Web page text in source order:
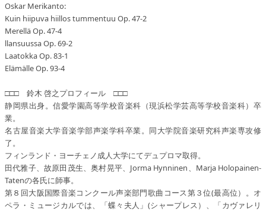
Oskar Merikanto:
Kuin hiipuva hiillos tummentuu Op. 47-2
Merellä Op. 47-4
llansuussa Op. 69-2
Laatokka Op. 83-1
Elämälle Op. 93-4
□□□ 鈴木 啓之プロフィール □□□
静岡県出身。信愛学園高等学校音楽科（現浜松学芸高等学校音楽科）卒
業。
名古屋音楽大学音楽学部声楽学科卒業。同大学院音楽研究科声楽専攻修
了。
フィンランド・ヨーチェノ成人大学にてデュプロマ取得。
田代雅子、故原田茂生、奥村晃平、Jorma Hynninen、Marja Holopainen‐
Tatenの各氏に師事。
第８回大阪国際音楽コンクール声楽部門歌曲コース第３位(最高位）。オ
ペラ・ミュージカルでは、「蝶々夫人」(シャープレス）、「カヴァレリ